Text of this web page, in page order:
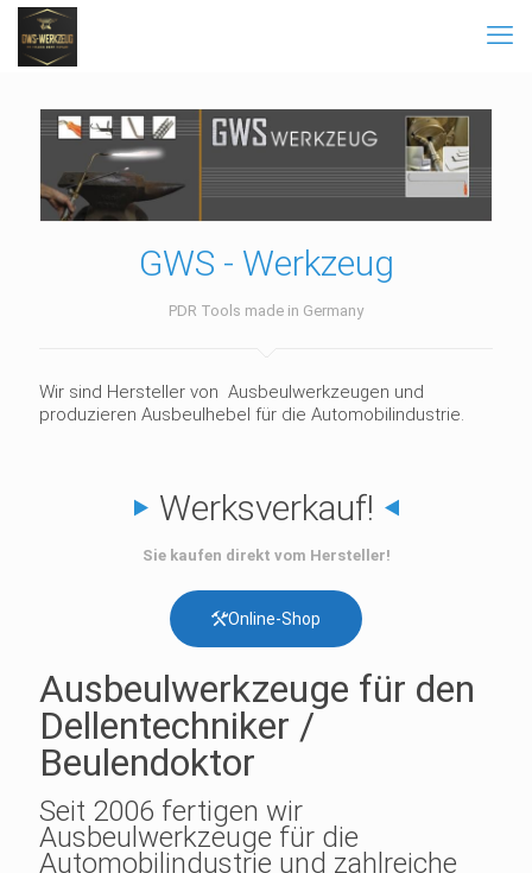
GWS - Werkzeug
PDR Tools made in Germany
Wir sind Hersteller von Ausbeulwerkzeugen und
produzieren Ausbeulhebel für die Automobilindustrie.
Werksverkauf!
Sie kaufen direkt vom Hersteller!
Online-Shop
Ausbeulwerkzeuge für den
Dellentechniker /
Beulendoktor
Seit 2006 fertigen wir
Ausbeulwerkzeuge für die
Automobilindustrie und zahlreiche